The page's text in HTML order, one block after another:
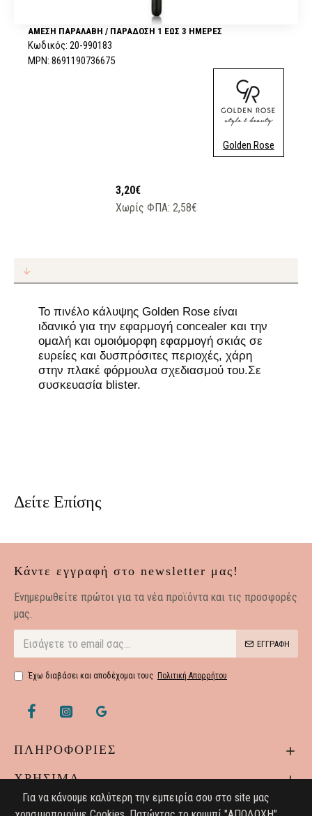
3,20€
Χωρίς ΦΠΑ: 2,58€
ΆΜΕΣΗ ΠΑΡΑΛΑΒΉ / ΠΑΡΆΔOΣΗ 1 ΈΩΣ 3 ΗΜΈΡΕΣ
Κωδικός: 20-990183
MPN: 8691190736675
Golden Rose
Το πινέλο κάλυψης Golden Rose είναι
ιδανικό για την εφαρμογή concealer και την
ομαλή και ομοιόμορφη εφαρμογή σκιάς σε
ευρείες και δυσπρόσιτες περιοχές, χάρη
στην πλακέ φόρμουλα σχεδιασμού του.Σε
συσκευασία blister.
Δείτε Επίσης
Κάντε εγγραφή στο newsletter μας!
Eνημερωθείτε πρώτοι για τα νέα προϊόντα και τις προσφορές
μας.
ΕΓΓΡΑΦΗ
Έχω διαβάσει και αποδέχομαι τους Πολιτική Απορρήτου
ΠΛΗΡΟΦΟΡΙΕΣ
ΧΡΗΣΙΜΑ
Για να κάνουμε καλύτερη την εμπειρία σου στο site μας